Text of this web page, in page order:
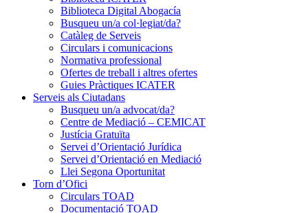
Biblioteca Digital Abogacía
Busqueu un/a col·legiat/da?
Catàleg de Serveis
Circulars i comunicacions
Normativa professional
Ofertes de treball i altres ofertes
Guies Pràctiques ICATER
Serveis als Ciutadans
Busqueu un/a advocat/da?
Centre de Mediació – CEMICAT
Justícia Gratuïta
Servei d’Orientació Jurídica
Servei d’Orientació en Mediació
Llei Segona Oportunitat
Torn d’Ofici
Circulars TOAD
Documentació TOAD